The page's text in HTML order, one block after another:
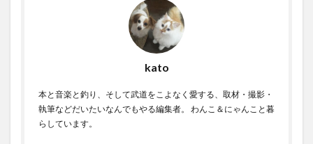
kato
本と音楽と釣り、そして武道をこよなく愛する、取材・撮影・
執筆などだいたいなんでもやる編集者。 わんこ＆にゃんこと暮
らしています。